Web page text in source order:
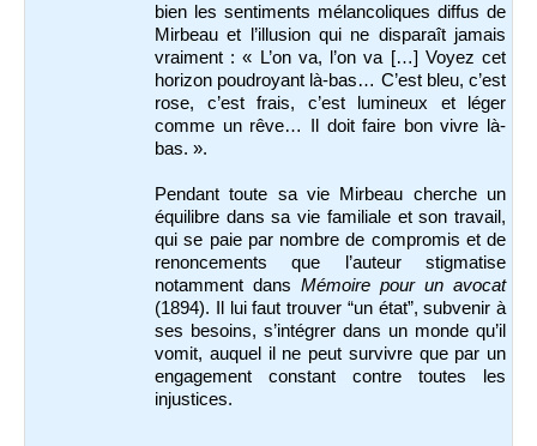
bien les sentiments mélancoliques diffus de
Mirbeau et l’illusion qui ne disparaît jamais
vraiment : « L’on va, l’on va […] Voyez cet
horizon poudroyant là-bas… C’est bleu, c’est
rose, c’est frais, c’est lumineux et léger
comme un rêve… Il doit faire bon vivre là-
bas. ».
Pendant toute sa vie Mirbeau cherche un
équilibre dans sa vie familiale et son travail,
qui se paie par nombre de compromis et de
renoncements que l’auteur stigmatise
notamment dans Mémoire pour un avocat
(1894). Il lui faut trouver “un état”, subvenir à
ses besoins, s’intégrer dans un monde qu’il
vomit, auquel il ne peut survivre que par un
engagement constant contre toutes les
injustices.